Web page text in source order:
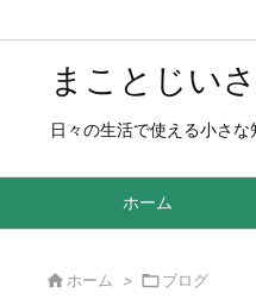
まことじい
日々の生活で使える小さな
ホーム
 ホーム > ブログ